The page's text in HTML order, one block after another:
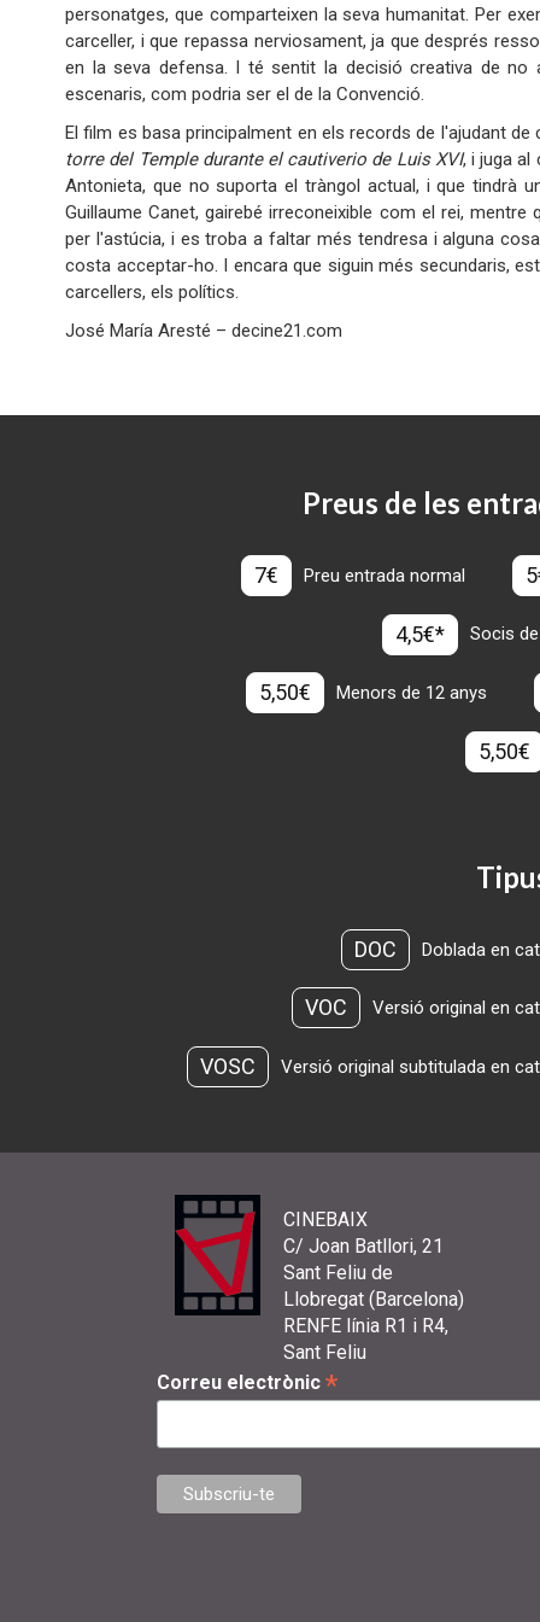
personatges, que comparteixen la seva humanitat. Per
carceller, i que repassa nerviosament, ja que després
en la seva defensa. I té sentit la decisió creativa de no
escenaris, com podria ser el de la Convenció.
El film es basa principalment en els records de l'ajudant
torre del Temple durante el cautiverio de Luis XVI, i juga al
Antonieta, que no suporta el tràngol actual, i que tindrà
Guillaume Canet, gairebé irreconeixible com el rei,
per l'astúcia, i es troba a faltar més tendresa i alguna
costa acceptar-ho. I encara que siguin més secundaris,
carcellers, els polítics.
José María Aresté – decine21.com
Preus de les
7€ Preu entrada normal
4,5€* Socis
5,50€ Menors de 12 anys
5,50€
DOC Doblada en
VOC Versió original en
VOSC Versió original subtitulada en
CINEBAIX
C/ Joan Batllori, 21
Sant Feliu de
Llobregat (Barcelona)
RENFE línia R1 i R4,
Sant Feliu
Correu electrònic *